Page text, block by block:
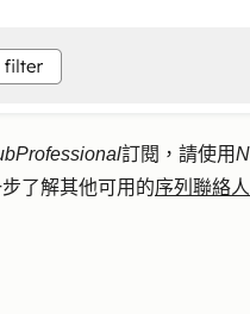
Professional訂閱，請使用
步了解其他可用的序列聯絡